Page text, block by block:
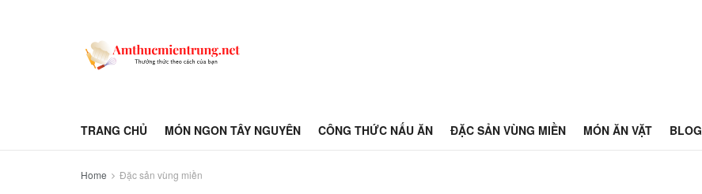
TRANG CHỦ MÓN NGON TÂY NGUYÊN CÔNG THỨC NẤU ĂN ĐẶC SẢN VÙNG MIỀN MÓN ĂN VẶT BLOG
Home Đặc sản vùng miền